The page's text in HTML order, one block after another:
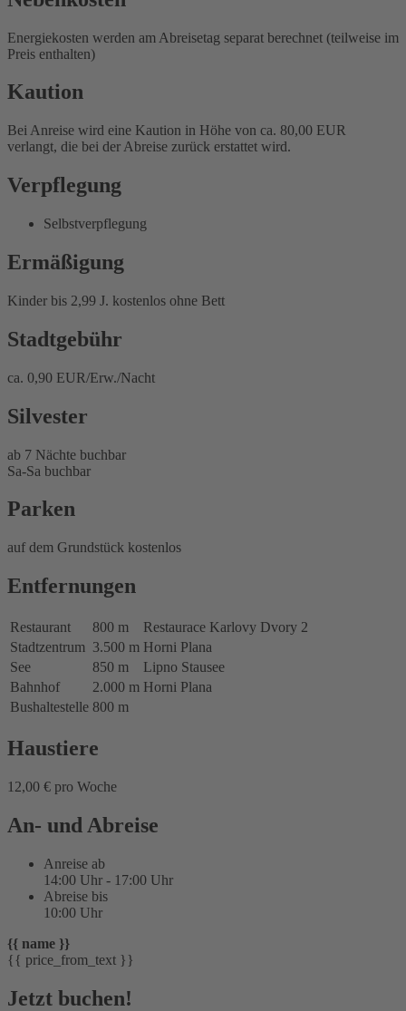
Energiekosten werden am Abreisetag separat berechnet (teilweise im
Preis enthalten)
Kaution
Bei Anreise wird eine Kaution in Höhe von ca. 80,00 EUR
verlangt, die bei der Abreise zurück erstattet wird.
Verpflegung
Selbstverpflegung
Ermäßigung
Kinder bis 2,99 J. kostenlos ohne Bett
Stadtgebühr
ca. 0,90 EUR/Erw./Nacht
Silvester
ab 7 Nächte buchbar
Sa-Sa buchbar
Parken
auf dem Grundstück kostenlos
Entfernungen
Restaurant 800 m
Restaurace Karlovy Dvory 2
Stadtzentrum 3.500 m Horni Plana
See
850 m
Lipno Stausee
Bahnhof
2.000 m Horni Plana
Bushaltestelle 800 m
Haustiere
12,00 € pro Woche
An- und Abreise
Anreise ab
14:00 Uhr - 17:00 Uhr
Abreise bis
10:00 Uhr
{{ name }}
{{ price_from_text }}
Jetzt buchen!